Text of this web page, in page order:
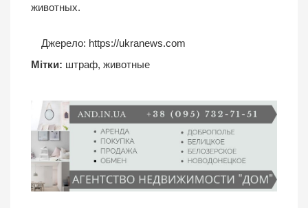
животных.
Джерело: https://ukranews.com
Мітки: штраф, животные